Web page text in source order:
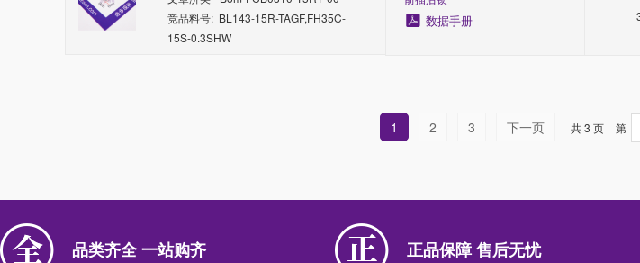
竞品料号: BL143-15R-TAGF,FH35C-
15S-0.3SHW
数据手册
1 2 3 下一页 共 3 页 第
品类齐全 一站购齐 正品保障 售后无忧